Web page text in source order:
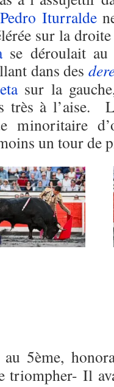
Pedro Iturralde
sur la
se déroulait au
dans des
sur la
très à l’aise.
minoritaire
un tour de
au 5ème,
triompher- Il